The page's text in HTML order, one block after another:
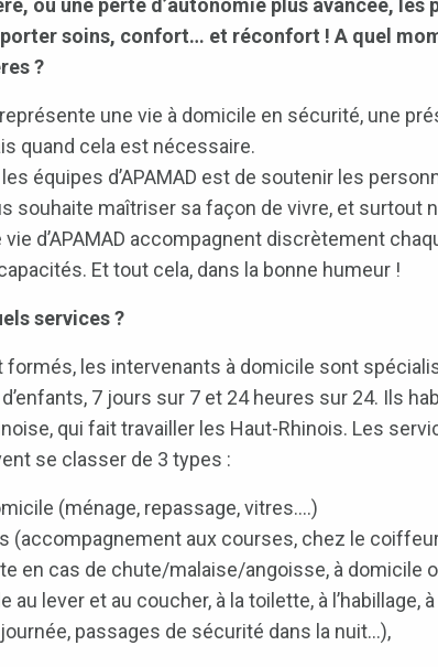
ou une perte d’autonomie plus avancée,
soins, confort… et réconfort ! A quel
?
une vie à domicile en sécurité, une
quand cela est nécessaire.
équipes d’APAMAD est de soutenir les
souhaite maîtriser sa façon de vivre, et surtout
d’APAMAD accompagnent discrètement
Et tout cela, dans la bonne humeur !
services ?
les intervenants à domicile sont
7 jours sur 7 et 24 heures sur 24. Ils
qui fait travailler les Haut-Rhinois. Les
se classer de 3 types :
(ménage, repassage, vitres….)
(accompagnement aux courses, chez le
en cas de chute/malaise/angoisse, à domicile
au lever et au coucher, à la toilette, à
passages de sécurité dans la nuit…),